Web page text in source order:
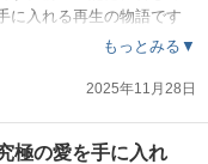
に入れる再生の物語です
もっとみる▼
2025年11月28日
極の愛を手に入れ